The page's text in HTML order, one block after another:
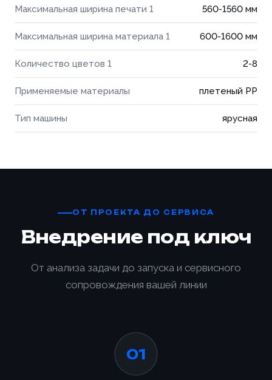
Максимальная ширина печати 1 560-1560 мм
Максимальная ширина материала 1 600-1600 мм
Количество цветов 1 2-8
Применяемые материалы плетеный PP
Тип машины ярусная
ОТ ПРОЕКТА ДО СЕРВИСА
Внедрение под ключ
От анализа задачи до запуска и сервисного
сопровождения вашей линии
01